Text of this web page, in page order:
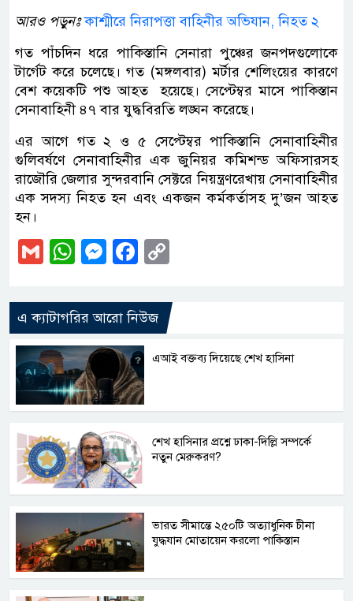
আরও পড়ুনঃ কাশ্মীরে নিরাপত্তা বাহিনীর অভিযান, নিহত ২
গত পাঁচদিন ধরে পাকিস্তানি সেনারা পুঞ্চের জনপদগুলোকে
টার্গেট করে চলেছে। গত (মঙ্গলবার) মর্টার শেলিংয়ের কারণে
বেশ কয়েকটি পশু আহত হয়েছে। সেপ্টেম্বর মাসে পাকিস্তান
সেনাবাহিনী ৪৭ বার যুদ্ধবিরতি লঙ্ঘন করেছে।
এর আগে গত ২ ও ৫ সেপ্টেম্বর পাকিস্তানি সেনাবাহিনীর
গুলিবর্ষণে সেনাবাহিনীর এক জুনিয়র কমিশন্ড অফিসারসহ
রাজৌরি জেলার সুন্দরবানি সেক্টরে নিয়ন্ত্রণরেখায় সেনাবাহিনীর
এক সদস্য নিহত হন এবং একজন কর্মকর্তাসহ দু’জন আহত
হন।
GmailWhatsApp
Messenger
Facebook
এ ক্যাটাগরির আরো নিউজ
এআই বক্তব্য দিয়েছে শেখ হাসিনা
শেখ হাসিনার প্রশ্নে ঢাকা-দিল্লি সম্পর্কে
নতুন মেরুকরণ?
ভারত সীমান্তে ২৫০টি অত্যাধুনিক চীনা
যুদ্ধযান মোতায়েন করলো পাকিস্তান